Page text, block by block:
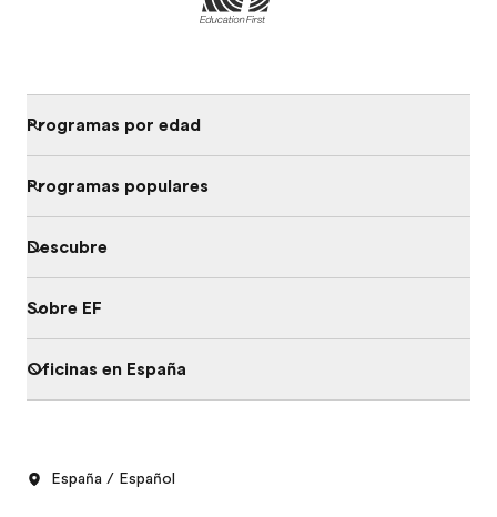
Programas por edad
Programas populares
Descubre
Sobre EF
Oficinas en España
España / Español